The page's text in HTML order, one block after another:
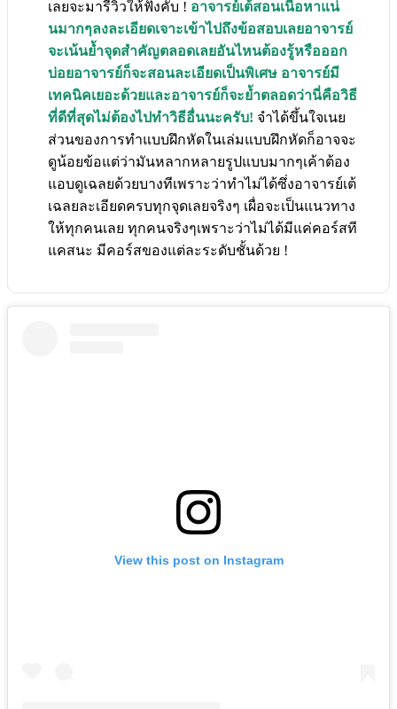
เลยจะมารีวิวให้ฟังคับ ! อาจารย์เต้สอนเนื้อหาแน่
นมากๆลงละเอียดเจาะเข้าไปถึงข้อสอบเลยอาจารย์
จะเน้นย้ำจุดสำคัญตลอดเลยอันไหนต้องรู้หรือออก
บ่อยอาจารย์ก็จะสอนละเอียดเป็นพิเศษ อาจารย์มี
เทคนิคเยอะด้วยและอาจารย์ก็จะย้ำตลอดว่านี่คือวิธี
ที่ดีที่สุดไม่ต้องไปทำวิธีอื่นนะครับ! จำได้ขึ้นใจเนย
ส่วนของการทำแบบฝึกหัดในเล่มแบบฝึกหัดก็อาจจะ
ดูน้อยข้อแต่ว่ามันหลากหลายรูปแบบมากๆเค้าต้อง
แอบดูเฉลยด้วยบางทีเพราะว่าทำไม่ได้ซึ่งอาจารย์เต้
เฉลยละเอียดครบทุกจุดเลยจริงๆ เผื่อจะเป็นแนวทาง
ให้ทุกคนเลย ทุกคนจริงๆเพราะว่าไม่ได้มีแค่คอร์สที
แคสนะ มีคอร์สของแต่ละระดับชั้นด้วย !
View this post on Instagram